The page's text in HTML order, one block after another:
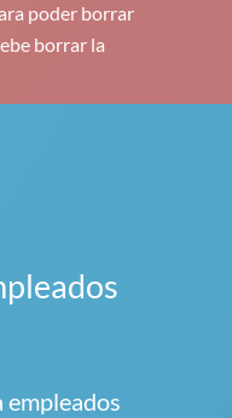
poder borrar
borrar la
empleados